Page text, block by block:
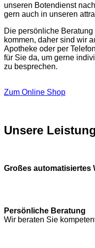
unseren Botendienst
gern auch in unseren
Die persönliche
kommen, daher sind wir
Apotheke oder per
für Sie da, um gerne
zu besprechen.
Zum Online Shop
Unsere
Großes automatisiertes
Persönliche Beratung
Wir beraten Sie